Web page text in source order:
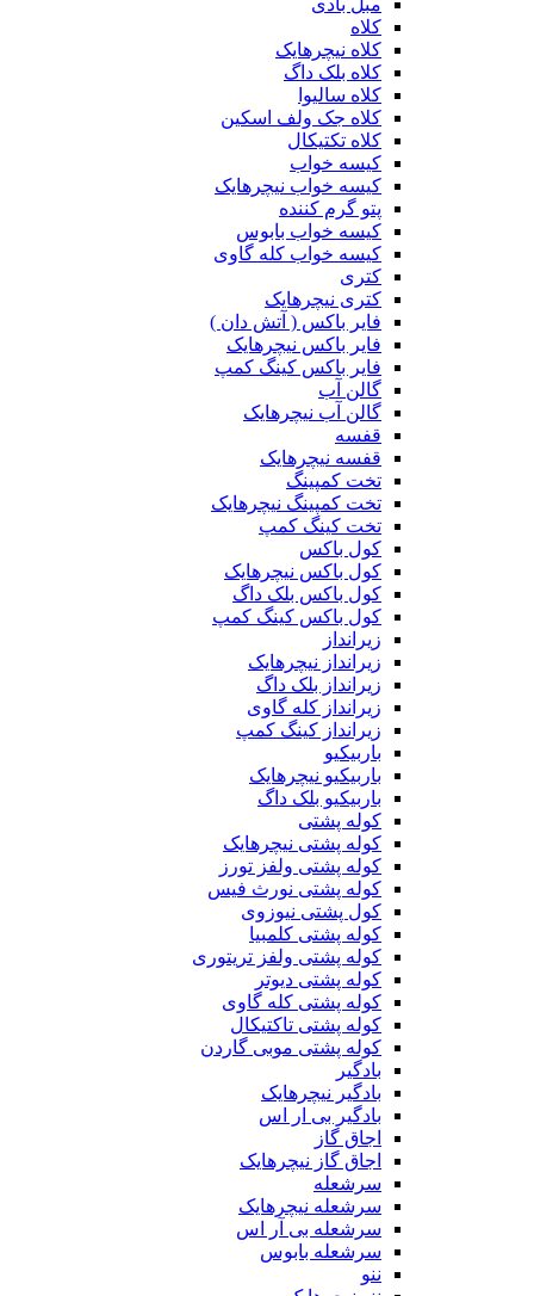
مبل بادی
کلاه
کلاه نیچرهایک
کلاه بلک داگ
کلاه سالیوا
کلاه جک‌ ولف‌ اسکین
کلاه تکتیکال
کیسه خواب
کیسه خواب نیچرهایک
پتو گرم کننده
کیسه خواب بابوس
کیسه خواب کله گاوی
کتری
کتری نیچرهایک
فایر باکس ( آتش دان )
فایر باکس نیچرهایک
فایر باکس کینگ کمپ
گالن آب
گالن آب نیچرهایک
قفسه
قفسه نیچرهایک
تخت کمپینگ
تخت کمپینگ نیچرهایک
تخت کینگ کمپ
کول باکس
کول باکس نیچرهایک
کول باکس بلک داگ
کول باکس کینگ کمپ
زیرانداز
زیرانداز نیچرهایک
زیرانداز بلک داگ
زیرانداز کله گاوی
زیرانداز کینگ کمپ
باربیکیو
باربیکیو نیچرهایک
باربیکیو بلک داگ
کوله پشتی
کوله پشتی نیچرهایک
کوله پشتی ولفز تورز
کوله پشتی نورث فیس
کول پشتی نیوزوی
کوله پشتی کلمبیا
کوله پشتی ولفز تریتوری
کوله پشتی دیوتر
کوله پشتی کله گاوی
کوله پشتی تاکتیکال
کوله پشتی موبی گاردن
بادگیر
بادگیر نیچرهایک
بادگیر بی ار اس
اجاق گاز
اجاق گاز نیچرهایک
سرشعله
سرشعله نیچرهایک
سرشعله بی آر اس
سرشعله بابوس
ننو